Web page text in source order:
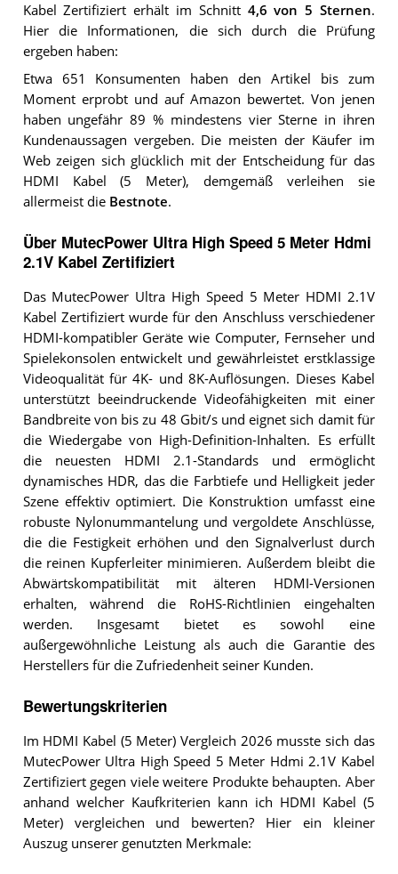
Kabel Zertifiziert erhält im Schnitt 4,6 von 5 Sternen.
Hier die Informationen, die sich durch die Prüfung
ergeben haben:
Etwa 651 Konsumenten haben den Artikel bis zum
Moment erprobt und auf Amazon bewertet. Von jenen
haben ungefähr 89 % mindestens vier Sterne in ihren
Kundenaussagen vergeben. Die meisten der Käufer im
Web zeigen sich glücklich mit der Entscheidung für das
HDMI Kabel (5 Meter), demgemäß verleihen sie
allermeist die Bestnote.
Über MutecPower Ultra High Speed 5 Meter Hdmi
2.1V Kabel Zertifiziert
Das MutecPower Ultra High Speed 5 Meter HDMI 2.1V
Kabel Zertifiziert wurde für den Anschluss verschiedener
HDMI-kompatibler Geräte wie Computer, Fernseher und
Spielekonsolen entwickelt und gewährleistet erstklassige
Videoqualität für 4K- und 8K-Auflösungen. Dieses Kabel
unterstützt beeindruckende Videofähigkeiten mit einer
Bandbreite von bis zu 48 Gbit/s und eignet sich damit für
die Wiedergabe von High-Definition-Inhalten. Es erfüllt
die neuesten HDMI 2.1-Standards und ermöglicht
dynamisches HDR, das die Farbtiefe und Helligkeit jeder
Szene effektiv optimiert. Die Konstruktion umfasst eine
robuste Nylonummantelung und vergoldete Anschlüsse,
die die Festigkeit erhöhen und den Signalverlust durch
die reinen Kupferleiter minimieren. Außerdem bleibt die
Abwärtskompatibilität mit älteren HDMI-Versionen
erhalten, während die RoHS-Richtlinien eingehalten
werden. Insgesamt bietet es sowohl eine
außergewöhnliche Leistung als auch die Garantie des
Herstellers für die Zufriedenheit seiner Kunden.
Bewertungskriterien
Im HDMI Kabel (5 Meter) Vergleich 2026 musste sich das
MutecPower Ultra High Speed 5 Meter Hdmi 2.1V Kabel
Zertifiziert gegen viele weitere Produkte behaupten. Aber
anhand welcher Kaufkriterien kann ich HDMI Kabel (5
Meter) vergleichen und bewerten? Hier ein kleiner
Auszug unserer genutzten Merkmale: